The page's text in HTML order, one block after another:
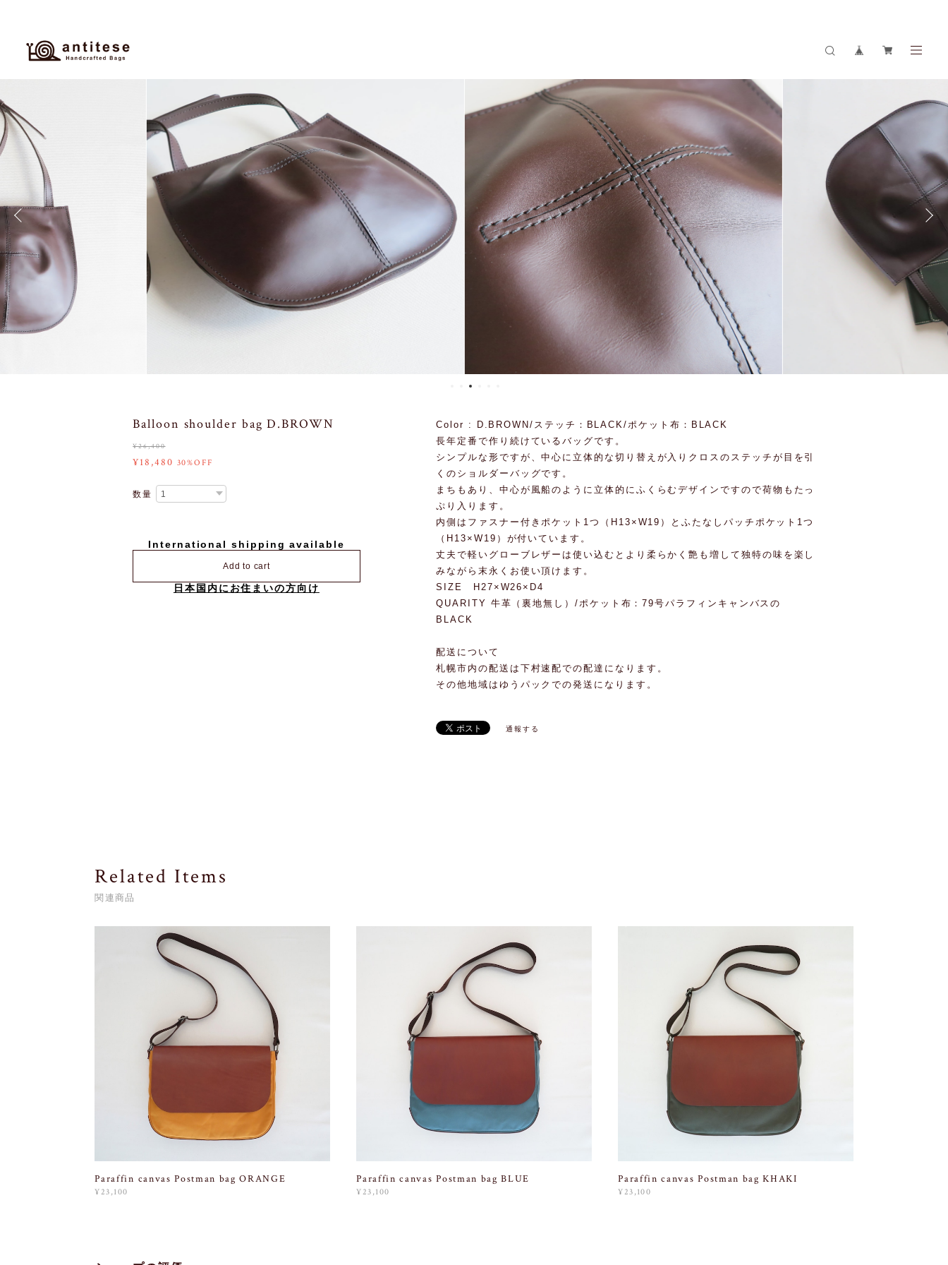
Balloon shoulder bag D.BROWN
¥26,400
¥18,480 30%OFF
数量
International shipping available
Add to cart
日本国内にお住まいの方向け
Color : D.BROWN/ステッチ：BLACK/ポケット布：BLACK
長年定番で作り続けているバッグです。
シンプルな形ですが、中心に立体的な切り替えが入りクロスのステッチが目を引
くのショルダーバッグです。
まちもあり、中心が風船のように立体的にふくらむデザインですので荷物もたっ
ぷり入ります。
内側はファスナー付きポケット1つ（H13×W19）とふたなしパッチポケット1つ
（H13×W19）が付いています。
丈夫で軽いグローブレザーは使い込むとより柔らかく艶も増して独特の味を楽し
みながら末永くお使い頂けます。
SIZE H27×W26×D4
QUARITY 牛革（裏地無し）/ポケット布：79号パラフィンキャンバスの
BLACK
配送について
札幌市内の配送は下村速配での配達になります。
その他地域はゆうパックでの発送になります。
通報する
Related Items
関連商品
Paraffin canvas Postman bag ORANGE
¥23,100
Paraffin canvas Postman bag BLUE
¥23,100
Paraffin canvas Postman bag KHAKI
¥23,100